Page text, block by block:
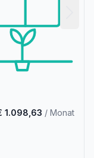
1.098,63 / Monat